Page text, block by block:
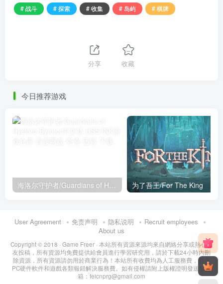
# 战斗
# 探索 # 收集 # 岛屿 # 棋牌
分享 收藏
今日推荐游戏
海洛尔守护者/Guardians of Hyelore 为了吾王/For The King
User Agreement 免责声明 隐私说明
Recruit employees
About us
Copyright © 2018 · Game Freer · 本站所有資源來源均來自網絡分享或熱心網
友投稿，所有資源均免費提供給會員進行學習研究用，請於下載24小時內刪
除資源，所有資源請勿用於商業行為！本站所有收費均為人工服務費，包含
PC硬件軟件和遊戲各類報錯解決服務費。如有侵權請附上版權證明發送至郵
箱：feicnprg@gmail.com